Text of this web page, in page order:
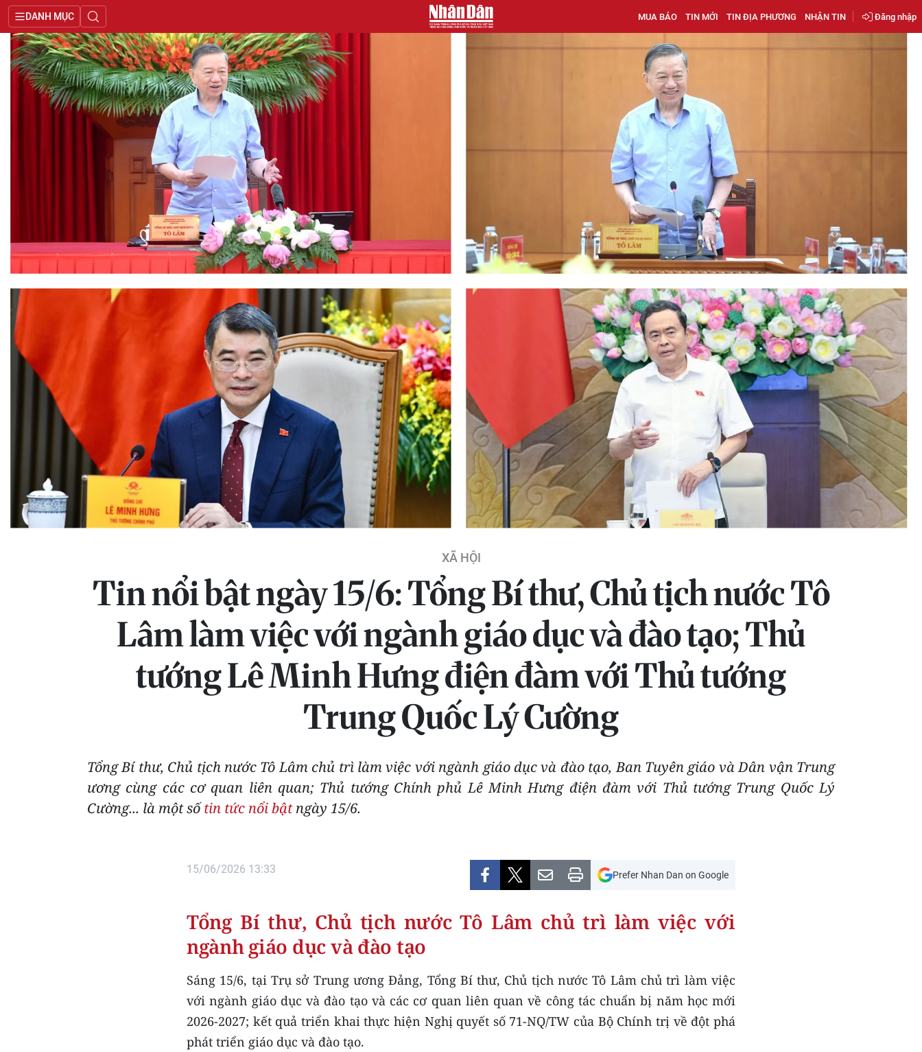
DANH MỤC MUA BÁO TIN MỚI TIN ĐỊA PHƯƠNG NHẬN TIN Đăng nhập
XÃ HỘI
Tin nổi bật ngày 15/6: Tổng Bí thư, Chủ tịch nước Tô
Lâm làm việc với ngành giáo dục và đào tạo; Thủ
tướng Lê Minh Hưng điện đàm với Thủ tướng
Trung Quốc Lý Cường
Tổng Bí thư, Chủ tịch nước Tô Lâm chủ trì làm việc với ngành giáo dục và đào tạo, Ban Tuyên giáo và Dân vận Trung
ương cùng các cơ quan liên quan; Thủ tướng Chính phủ Lê Minh Hưng điện đàm với Thủ tướng Trung Quốc Lý
Cường... là một sốtin tức nổi bậtngày 15/6.
15/06/2026 13:33 Prefer Nhan Dan on Google
Tổng Bí thư, Chủ tịch nước Tô Lâm chủ trì làm việc với
ngành giáo dục và đào tạo
Sáng 15/6, tại Trụ sở Trung ương Đảng, Tổng Bí thư, Chủ tịch nước Tô Lâm chủ trì làm việc
với ngành giáo dục và đào tạo và các cơ quan liên quan về công tác chuẩn bị năm học mới
2026-2027; kết quả triển khai thực hiện Nghị quyết số 71-NQ/TW của Bộ Chính trị về đột phá
phát triển giáo dục và đào tạo.